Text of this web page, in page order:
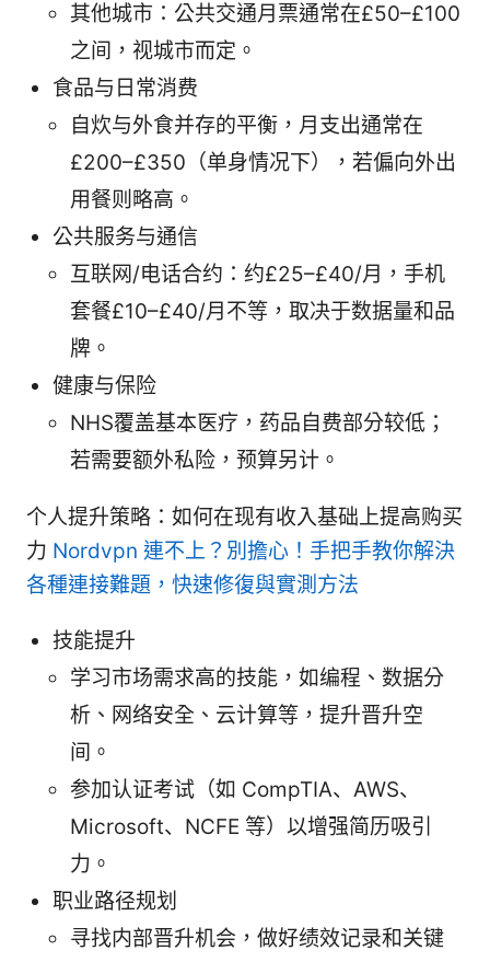
其他城市：公共交通月票通常在£50–£100
之间，视城市而定。
食品与日常消费
自炊与外食并存的平衡，月支出通常在
£200–£350（单身情况下），若偏向外出
用餐则略高。
公共服务与通信
互联网/电话合约：约£25–£40/月，手机
套餐£10–£40/月不等，取决于数据量和品
牌。
健康与保险
NHS覆盖基本医疗，药品自费部分较低；
若需要额外私险，预算另计。
个人提升策略：如何在现有收入基础上提高购买
力 Nordvpn 連不上？別擔心！手把手教你解決
各種連接難題，快速修復與實測方法
技能提升
学习市场需求高的技能，如编程、数据分
析、网络安全、云计算等，提升晋升空
间。
参加认证考试（如 CompTIA、AWS、
Microsoft、NCFE 等）以增强简历吸引
力。
职业路径规划
寻找内部晋升机会，做好绩效记录和关键